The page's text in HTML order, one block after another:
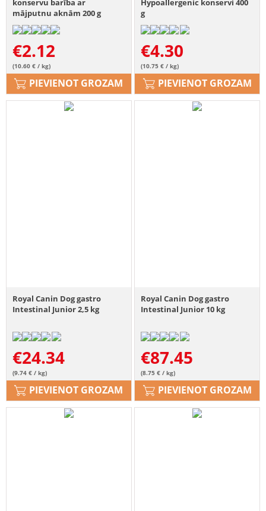
konservu barība ar
mājputnu aknām 200 g
€2.12
(10.60 € / kg)
PIEVIENOT GROZAM
Hypoallergenic konservi 400
g
€4.30
(10.75 € / kg)
PIEVIENOT GROZAM
Royal Canin Dog gastro
Intestinal Junior 2,5 kg
€24.34
(9.74 € / kg)
PIEVIENOT GROZAM
Royal Canin Dog gastro
Intestinal Junior 10 kg
€87.45
(8.75 € / kg)
PIEVIENOT GROZAM